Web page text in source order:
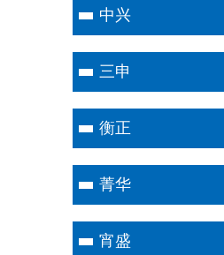
中兴
三申
衡正
菁华
宵盛